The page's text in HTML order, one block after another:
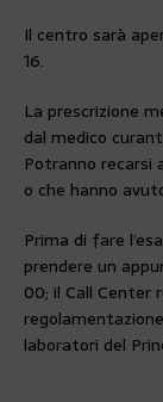
Il centro sarà
16.
La prescrizione
dal medico
Potranno recarsi
o che hanno
Prima di fare
prendere un
00; il Call Center
laboratori del